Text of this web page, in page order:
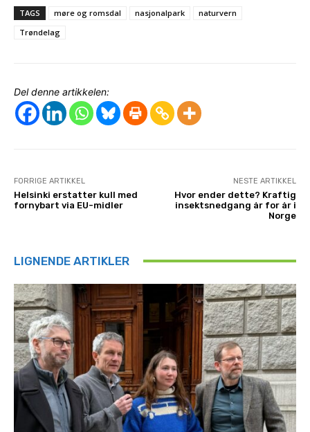
TAGS møre og romsdal nasjonalpark
naturvern
Trøndelag
Del denne artikkelen:
FORRIGE ARTIKKEL
Helsinki erstatter kull med
fornybart via EU-midler
NESTE ARTIKKEL
Hvor ender dette? Kraftig
insektsnedgang år for år i
Norge
LIGNENDE ARTIKLER